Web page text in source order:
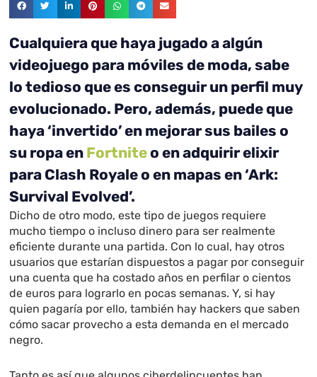
Cualquiera que haya jugado a algún
videojuego para móviles de moda, sabe
lo tedioso que es conseguir un perfil muy
evolucionado. Pero, además, puede que
haya ‘invertido’ en mejorar sus bailes o
su ropa en Fortniteo en adquirir elixir
para Clash Royale o en mapas en ‘Ark:
Survival Evolved’.
Dicho de otro modo, este tipo de juegos requiere
mucho tiempo o incluso dinero para ser realmente
eficiente durante una partida. Con lo cual, hay otros
usuarios que estarían dispuestos a pagar por conseguir
una cuenta que ha costado años en perfilar o cientos
de euros para lograrlo en pocas semanas. Y, si hay
quien pagaría por ello, también hay hackers que saben
cómo sacar provecho a esta demanda en el mercado
negro.